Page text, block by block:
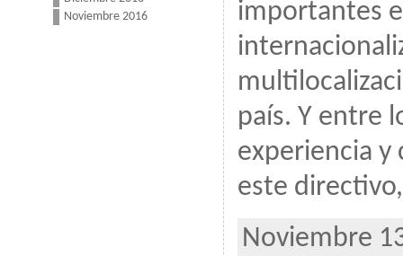
Noviembre 2016
importantes
país. Y entre
experiencia
este
Noviembre